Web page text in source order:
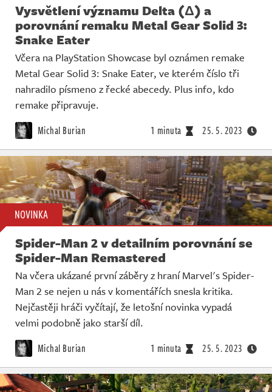
Vysvětlení významu Delta (Δ) a
porovnání remaku Metal Gear Solid 3:
Snake Eater
Včera na PlayStation Showcase byl oznámen remake
Metal Gear Solid 3: Snake Eater, ve kterém číslo tři
nahradilo písmeno z řecké abecedy. Plus info, kdo
remake připravuje.
Michal Burian 1 minuta 25. 5. 2023
NOVINKA
Spider-Man 2 v detailním porovnání se
Spider-Man Remastered
Na včera ukázané první záběry z hraní Marvel's Spider-
Man 2 se nejen u nás v komentářích snesla kritika.
Nejčastěji hráči vyčítají, že letošní novinka vypadá
velmi podobně jako starší díl.
Michal Burian 1 minuta 25. 5. 2023